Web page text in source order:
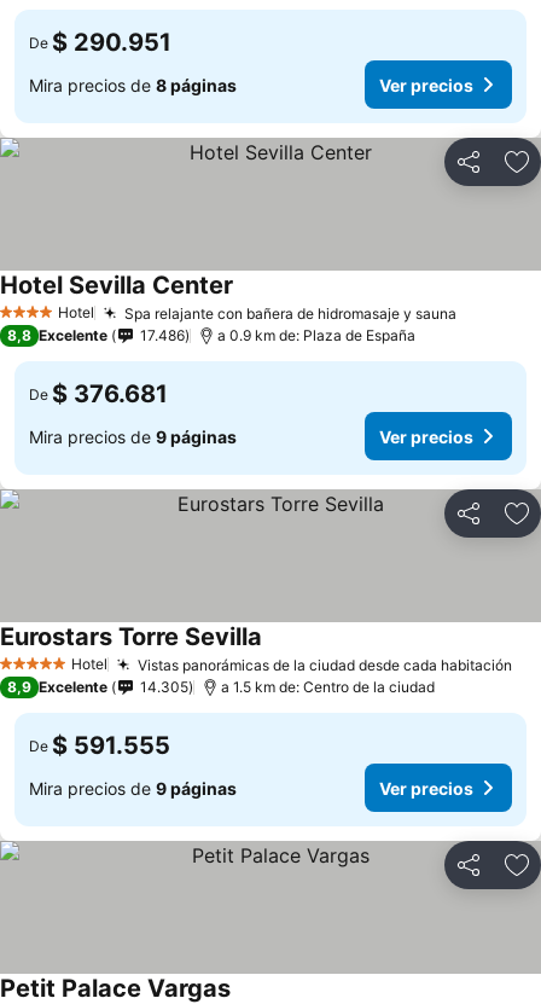
De $ 290.951
Mira precios de 8 páginas Ver precios
Compartir
4 EstrellasHotel Spa relajante con bañera de hidromasaje y sauna
Hotel Sevilla Center
8,8 Excelente 17.486 a 0.9 km de: Plaza de España
De $ 376.681
Mira precios de 9 páginas Ver precios
Compartir
5 Estrellas Hotel Vistas panorámicas de la ciudad desde cada habitación
Eurostars Torre Sevilla
8,9 Excelente 14.305 a 1.5 km de: Centro de la ciudad
De $ 591.555
Mira precios de 9 páginas Ver precios
Compartir
Petit Palace Vargas